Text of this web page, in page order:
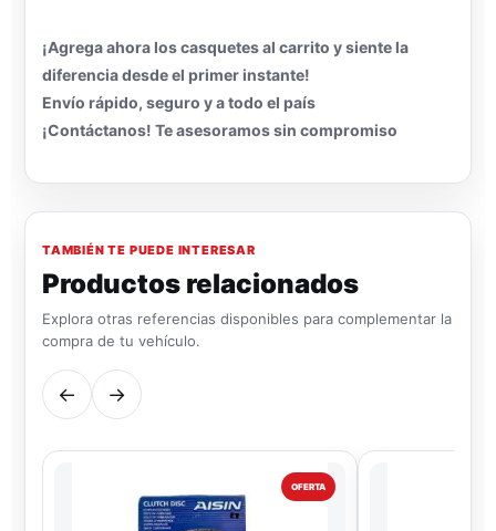
¡Agrega ahora los casquetes al carrito y siente la
diferencia desde el primer instante!
Envío rápido, seguro y a todo el país
¡Contáctanos! Te asesoramos sin compromiso
TAMBIÉN TE PUEDE INTERESAR
Productos relacionados
Explora otras referencias disponibles para complementar la
compra de tu vehículo.
← →
OFERTA